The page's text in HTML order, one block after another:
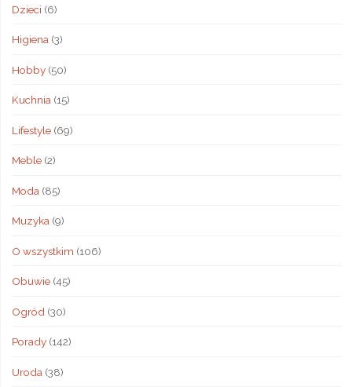
Dzieci (6)
Higiena (3)
Hobby(50)
Kuchnia (15)
Lifestyle(69)
Meble(2)
Moda (85)
Muzyka (9)
O wszystkim (106)
Obuwie(45)
Ogród (30)
Porady(142)
Uroda (38)